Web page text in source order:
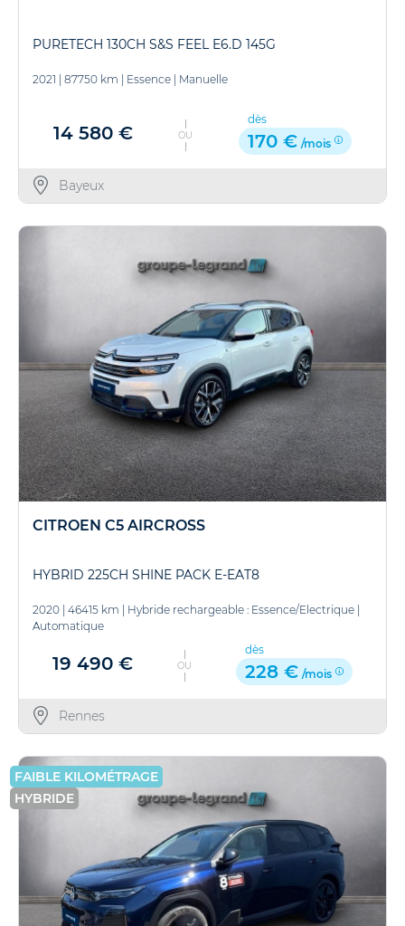
PURETECH 130CH S&S FEEL E6.D 145G
2021 87750 km Essence Manuelle
14 580 € OU
dès
170 € /mois
Bayeux
CITROEN C5 AIRCROSS
HYBRID 225CH SHINE PACK E-EAT8
2020 46415 km Hybride rechargeable : Essence/Electrique
Automatique
19 490 € OU
dès
228 € /mois
Rennes
FAIBLE KILOMÉTRAGE
HYBRIDE